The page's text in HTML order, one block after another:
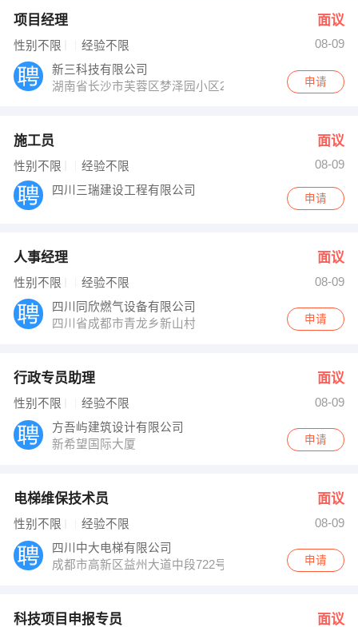
项目经理 面议
性别不限 经验不限
08-09
新三科技有限公司
湖南省长沙市芙蓉区梦泽园小区21-10号
申请
施工员 面议
性别不限 经验不限
08-09
四川三瑞建设工程有限公司
申请
人事经理 面议
性别不限 经验不限
08-09
四川同欣燃气设备有限公司
四川省成都市青龙乡新山村
申请
行政专员助理 面议
性别不限 经验不限
08-09
方吾屿建筑设计有限公司
新希望国际大厦
申请
电梯维保技术员 面议
性别不限 经验不限
08-09
四川中大电梯有限公司
成都市高新区益州大道中段722号复城国际T2栋812
申请
科技项目申报专员 面议